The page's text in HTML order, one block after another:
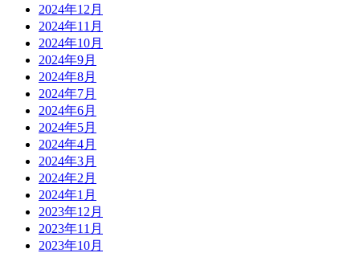
2024年12月
2024年11月
2024年10月
2024年9月
2024年8月
2024年7月
2024年6月
2024年5月
2024年4月
2024年3月
2024年2月
2024年1月
2023年12月
2023年11月
2023年10月